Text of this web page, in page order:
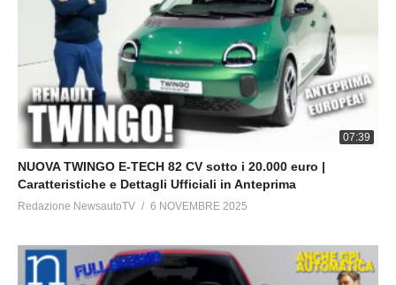
07:39
NUOVA TWINGO E-TECH 82 CV sotto i 20.000 euro |
Caratteristiche e Dettagli Ufficiali in Anteprima
Redazione NewsautoTV 6 NOVEMBRE 2025